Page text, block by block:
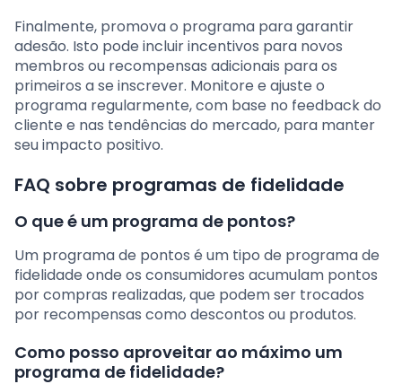
Finalmente, promova o programa para garantir
adesão. Isto pode incluir incentivos para novos
membros ou recompensas adicionais para os
primeiros a se inscrever. Monitore e ajuste o
programa regularmente, com base no feedback do
cliente e nas tendências do mercado, para manter
seu impacto positivo.
FAQ sobre programas de fidelidade
O que é um programa de pontos?
Um programa de pontos é um tipo de programa de
fidelidade onde os consumidores acumulam pontos
por compras realizadas, que podem ser trocados
por recompensas como descontos ou produtos.
Como posso aproveitar ao máximo um
programa de fidelidade?